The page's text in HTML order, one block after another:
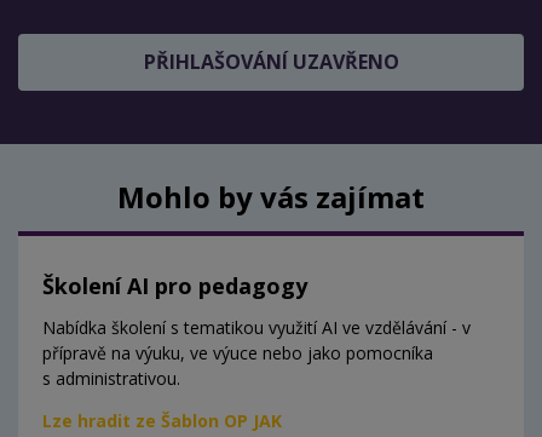
PŘIHLAŠOVÁNÍ UZAVŘENO
Mohlo by vás zajímat
Školení AI pro pedagogy
Nabídka školení s tematikou využití AI ve vzdělávání - v
přípravě na výuku, ve výuce nebo jako pomocníka
s administrativou.
Lze hradit ze Šablon OP JAK